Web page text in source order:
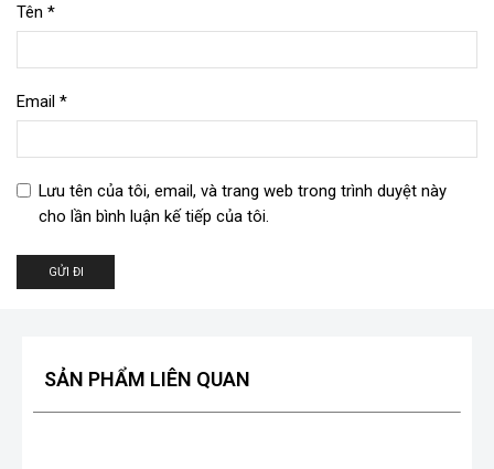
Tên *
Email *
Lưu tên của tôi, email, và trang web trong trình duyệt này
cho lần bình luận kế tiếp của tôi.
SẢN PHẨM LIÊN QUAN